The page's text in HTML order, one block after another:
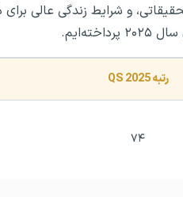
و شرایط زندگی عالی
رتبه QS 2025
۷۴